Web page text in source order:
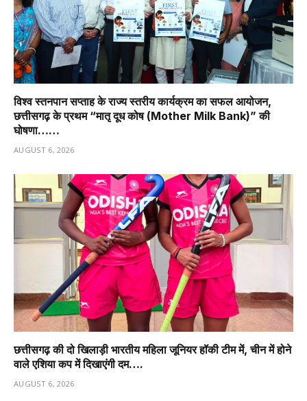
विश्व स्तनपान सप्ताह के राज्य स्तरीय कार्यक्रम का सफल आयोजन,
छत्तीसगढ़ के प्रथम “मातृ दूध कोष (Mother Milk Bank)” की
घोषणा……
AUGUST 6, 2026
छत्तीसगढ़ की दो खिलाड़ी भारतीय महिला जूनियर हॉकी टीम में, चीन में होने
वाले एशिया कप में दिखाएंगी दम….
AUGUST 6, 2026